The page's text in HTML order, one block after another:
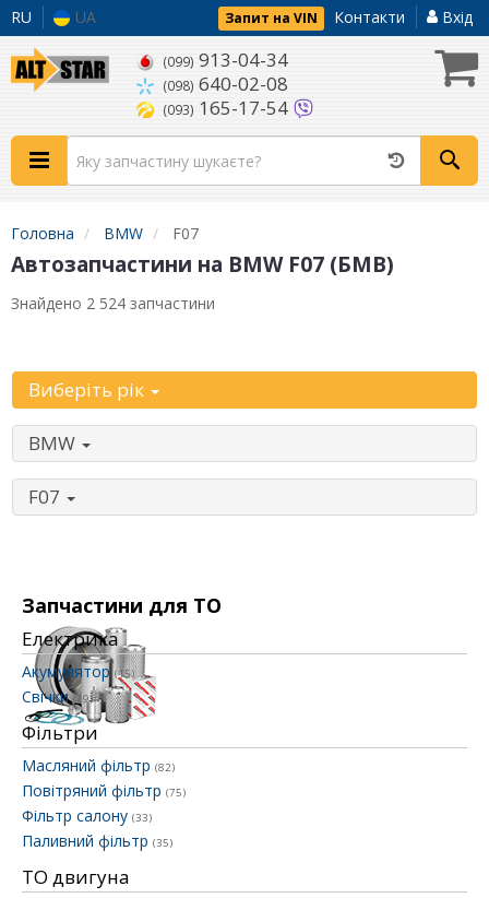
RU UA Запит на VIN Контакти Вхід
(099) 913-04-34
(098) 640-02-08
(093) 165-17-54
Головна BMW F07
Автозапчастини на BMW F07 (БМВ)
Знайдено 2 524 запчастини
Виберіть рік
BMW
F07
Запчастини для ТО
Електрика
Акумулятор (15)
Свічки(19)
Фільтри
Масляний фільтр (82)
Повітряний фільтр (75)
Фільтр салону (33)
Паливний фільтр (35)
ТО двигуна